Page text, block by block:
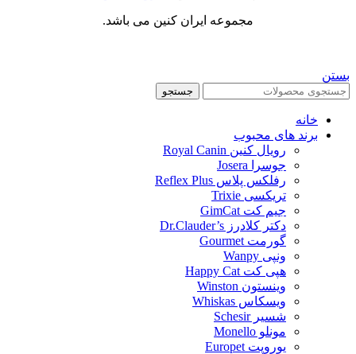
مجموعه ایران کنین می باشد.
بستن
جستجو
خانه
برند های محبوب
رویال کنین Royal Canin
جوسرا Josera
رفلکس پلاس Reflex Plus
تریکسی Trixie
جیم کت GimCat
دکتر کلادرز Dr.Clauder’s
گورمت Gourmet
ونپی Wanpy
هپی کت Happy Cat
وینستون Winston
ویسکاس Whiskas
شسیر Schesir
مونلو Monello
یوروپت Europet